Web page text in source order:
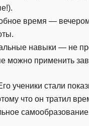
время —
навыки — не
можно применить
ученики стали
что он тратил